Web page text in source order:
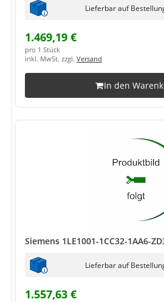
Lieferbar auf
1.469,19 €
pro 1 Stück
inkl. MwSt. zzgl. Versand
In den
Siemens 1LE1001-1CC32-1AA6-
Lieferbar auf
1.557,63 €